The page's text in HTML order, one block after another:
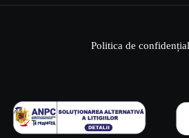
Politica de